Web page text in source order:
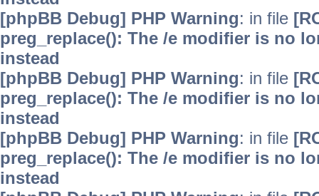
[phpBB Debug] PHP Warning: in file
preg_replace(): The /e modifier is no
instead
[phpBB Debug] PHP Warning: in file
preg_replace(): The /e modifier is no
instead
[phpBB Debug] PHP Warning: in file
preg_replace(): The /e modifier is no
instead